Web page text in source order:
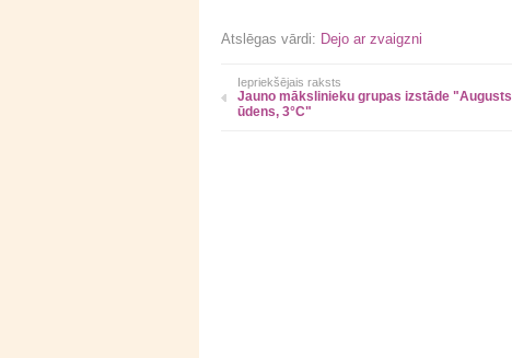
Atslēgas vārdi: Dejo ar zvaigzni
Iepriekšējais raksts
Jauno mākslinieku grupas izstāde "Augusts
ūdens, 3°C"